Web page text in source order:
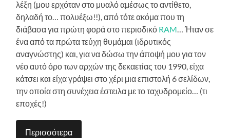
λέξη (μου ερχόταν στο μυαλό αμέσως το αντίθετο,
δηλαδή το… πολυέξω!!), από τότε ακόμα που τη
διάβασα για πρώτη φορά στο περιοδικό RAM… Ήταν σε
ένα από τα πρώτα τεύχη θυμάμαι (ιδρυτικός
αναγνώστης) και, για να δώσω την άποψή μου για τον
νέο αυτό όρο των αρχών της δεκαετίας του 1990, είχα
κάτσει και είχα γράψει στο χέρι μια επιστολή 6 σελίδων,
την οποία στη συνέχεια έστειλα με το ταχυδρομείο… (τι
εποχές!)
Περισσότερα